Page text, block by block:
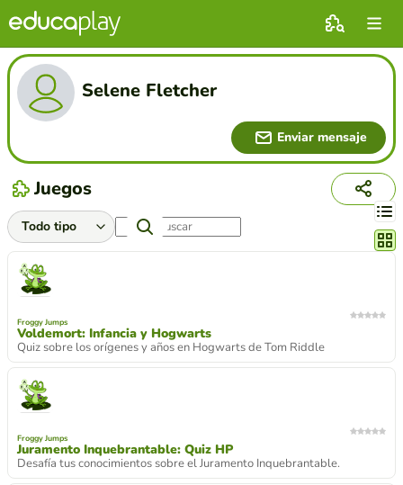
Selene Fletcher
Enviar mensaje
Juegos
Froggy Jumps
Voldemort: Infancia y Hogwarts
Quiz sobre los orígenes y años en Hogwarts de Tom Riddle
Froggy Jumps
Juramento Inquebrantable: Quiz HP
Desafía tus conocimientos sobre el Juramento Inquebrantable.